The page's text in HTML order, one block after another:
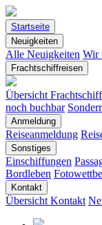
Startseite
Neuigkeiten
Alle Neuigkeiten Wir
Frachtschiffreisen
Übersicht
noch buchbar
Anmeldung
Reiseanmeldung
Sonstiges
Einschiffungen
Bordleben
Kontakt
Übersicht Kontakt